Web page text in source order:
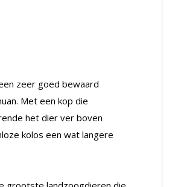
zeer goed bewaard
Met een kop die
het dier ver boven
kolos een wat langere